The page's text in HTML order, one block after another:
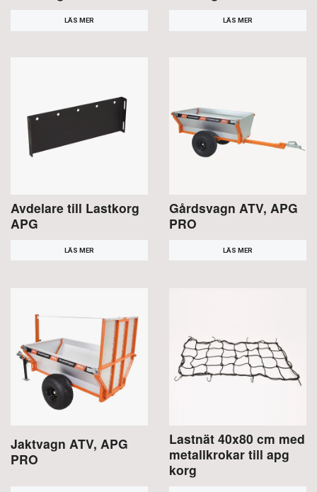
LÄS MER LÄS MER
Avdelare till Lastkorg
APG
LÄS MER
Gårdsvagn ATV, APG
PRO
LÄS MER
Jaktvagn ATV, APG
PRO
Lastnät 40x80 cm med
metallkrokar till apg
korg